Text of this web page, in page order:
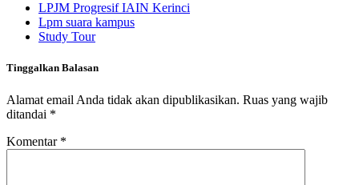
LPJM Progresif IAIN Kerinci
Lpm suara kampus
Study Tour
Tinggalkan Balasan
Alamat email Anda tidak akan dipublikasikan. Ruas yang wajib
ditandai *
Komentar *